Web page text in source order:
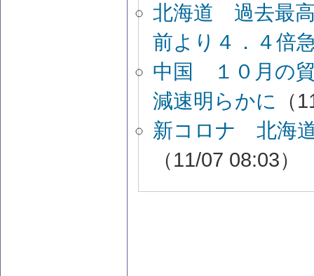
北海道 過去最
前より４．４倍
中国 １０月の
減速明らかに
（
新コロナ 北海
（11/07 08:03）